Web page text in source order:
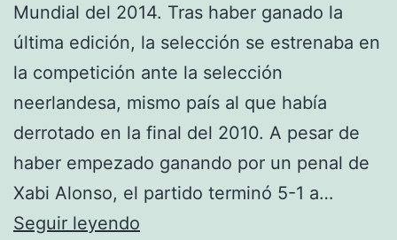
Mundial del 2014. Tras haber ganado la
última edición, la selección se estrenaba en
la competición ante la selección
neerlandesa, mismo país al que había
derrotado en la final del 2010. A pesar de
haber empezado ganando por un penal de
Xabi Alonso, el partido terminó 5-1 a…
Seguir leyendo